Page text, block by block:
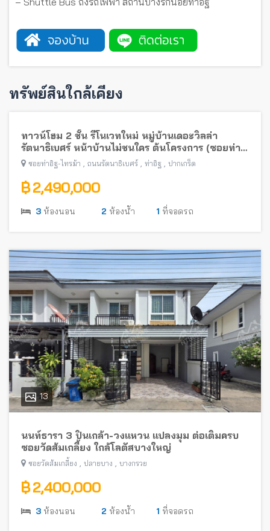
ทรัพย์สินใกล้เคียง
ทาวน์โฮม 2 ชั้น รีโนเวทใหม่ หมู่บ้านเดอะวิลล่า
รัตนาธิเบศร์ หน้าบ้านไม่ชนใคร ต้นโครงการ (ซอยท่า
อิฐ-ไทรม้า) พร้อมอยู่ใกล้รถไฟฟ้าสายสีม่วง
ซอยท่าอิฐ-ไทรม้า , ถนนรัตนาธิเบศร์ , ท่าอิฐ , ปากเกร็ด
฿ 2,490,000
3 ห้องนอน 2 ห้องน้ำ 1 ที่จอดรถ
13
นนท์ธารา 3 ปิ่นเกล้า-วงแหวน แปลงมุม ต่อเติมครบ
ซอยวัดส้มเกลี้ยง ใกล้โลตัสบางใหญ่
ซอยวัดส้มเกลี้ยง , ปลายบาง , บางกรวย
฿ 2,400,000
3 ห้องนอน 2 ห้องน้ำ 1 ที่จอดรถ